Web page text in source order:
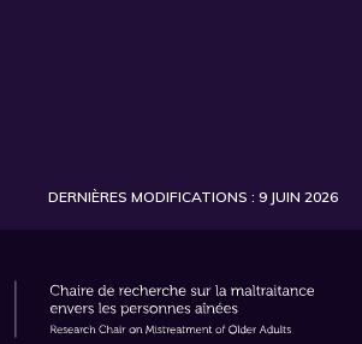
DERNIÈRES MODIFICATIONS : 9 JUIN 2026